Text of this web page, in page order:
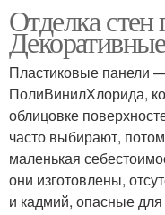
Панели под кирпич
Панели для
отделки
Кухни с
Отделка
Пластиковые панели
ПолиВинилХлорида,
облицовке
часто выбирают,
маленькая
они изготовлены,
и кадмий, опасные для